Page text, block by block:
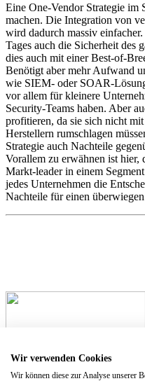
Eine One-Vendor Strategie im
machen. Die Integration von
wird dadurch massiv
Tages auch die Sicherheit des
dies auch mit einer Best-of-
Benötigt aber mehr Aufwand
wie SIEM- oder SOAR-
vor allem für kleinere
Security-Teams haben. Aber
profitieren, da sie sich nicht
Herstellern rumschlagen
Strategie auch Nachteile
Vorallem zu erwähnen ist hier,
Markt-leader in einem
jedes Unternehmen die
Nachteile für einen
Wir verwenden Cookies
Wir können diese zur Analyse unserer